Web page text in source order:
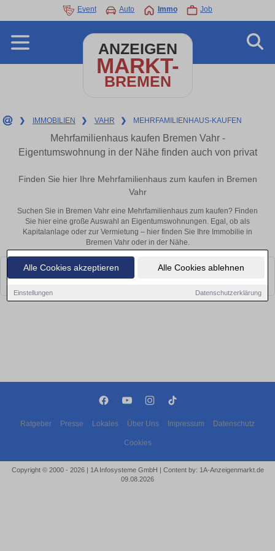
Alle Cookies akzeptieren Alle Cookies ablehnen
Einstellungen Datenschutzerklärung
Event Auto Immo Job
ANZEIGEN
MARKT-
BREMEN
❯ IMMOBILIEN ❯ VAHR ❯ MEHRFAMILIENHAUS-KAUFEN
Mehrfamilienhaus kaufen Bremen Vahr -
Eigentumswohnung in der Nähe finden auch von privat
Finden Sie hier Ihre Mehrfamilienhaus zum kaufen in Bremen
Vahr
Suchen Sie in Bremen Vahr eine Mehrfamilienhaus zum kaufen? Finden
Sie hier eine große Auswahl an Eigentumswohnungen. Egal, ob als
Kapitalanlage oder zur Vermietung – hier finden Sie Ihre Immobilie in
Bremen Vahr oder in der Nähe.
Leider konnten wir derzeit keine passenden Objekte finden. Schauen Sie
bald wieder vorbei!
Ratgeber Presse Lokales Über Uns Impressum Datenschutz
Cookies
Copyright © 2000 - 2026 | 1A Infosysteme GmbH | Content by: 1A-Anzeigenmarkt.de
09.08.2026